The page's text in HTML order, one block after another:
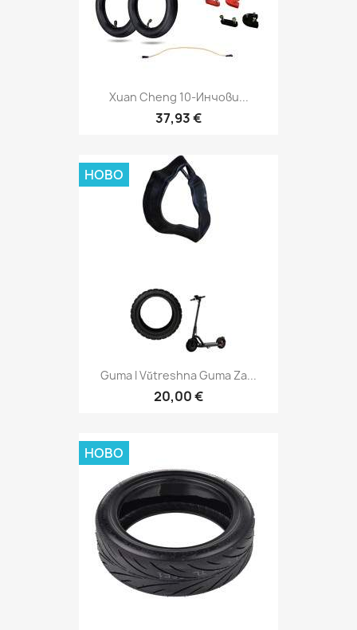
Xuan Cheng 10-Инчови...
37,93 €
Guma I Vŭtreshna Guma Za...
20,00 €
НОВО
НОВО